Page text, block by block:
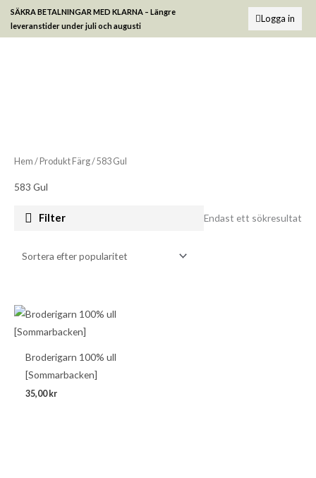
Hoppa
SÄKRA BETALNINGAR MED KLARNA – Längre
leveranstider under juli och augusti
Logga in
Hem / Produkt Färg / 583 Gul
583 Gul
Filter Endast ett sökresultat
Broderigarn 100% ull
[Sommarbacken]
35,00kr